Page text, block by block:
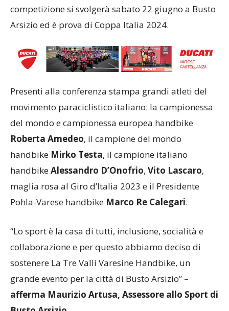
competizione si svolgerà sabato 22 giugno a Busto
Arsizio ed è prova di Coppa Italia 2024.
Presenti alla conferenza stampa grandi atleti del
movimento paraciclistico italiano: la campionessa
del mondo e campionessa europea handbike
Roberta Amedeo
, il campione del mondo
Mirko Testa
, il campione italiano
maglia rosa al Giro d’Italia 2023 e il Presidente
Marco Re Calegari
“Lo sport è la casa di tutti, inclusione, socialità e
collaborazione e per questo abbiamo deciso di
grande evento per la città di Busto Arsizio” –
afferma Maurizio Artusa, Assessore allo Sport di